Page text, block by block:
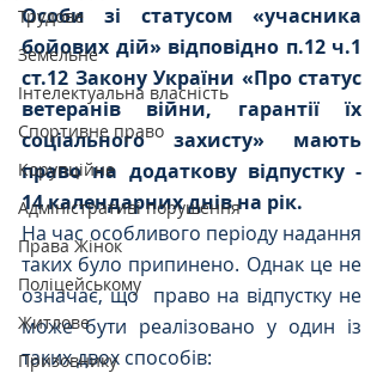
Трудове
Земельне
Інтелектуальна власність
Спортивне право
Корупційне
Адміністративі порушення
Права Жінок
Поліцейському
Житлове
Призовнику
Особи зі статусом «учасника
бойових дій» відповідно п.12 ч.1
ст.12 Закону України «Про статус
ветеранів війни, гарантії їх
соціального захисту» мають
право на додаткову відпустку -
14 календарних днів на рік.
На час особливого періоду надання
таких було припинено. Однак це не
означає, що  право на відпустку не
може бути реалізовано у один із
таких двох способів: